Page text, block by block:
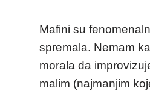
Mafini su
spremala. Nemam
morala da
malim (najmanjim